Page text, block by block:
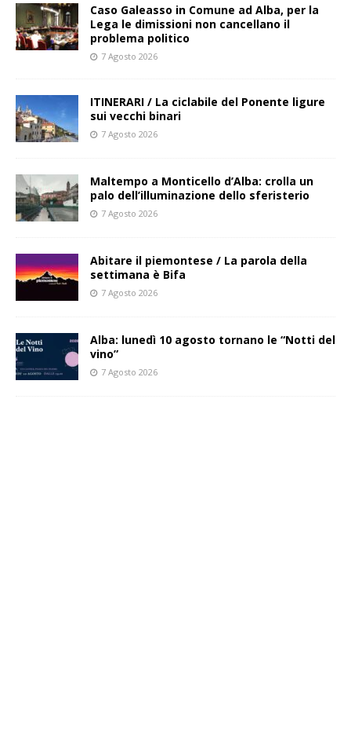
Caso Galeasso in Comune ad Alba, per la
Lega le dimissioni non cancellano il
problema politico
7 Agosto 2026
ITINERARI / La ciclabile del Ponente ligure
sui vecchi binari
7 Agosto 2026
Maltempo a Monticello d’Alba: crolla un
palo dell’illuminazione dello sferisterio
7 Agosto 2026
Abitare il piemontese / La parola della
settimana è Bifa
7 Agosto 2026
Alba: lunedì 10 agosto tornano le “Notti del
vino”
7 Agosto 2026